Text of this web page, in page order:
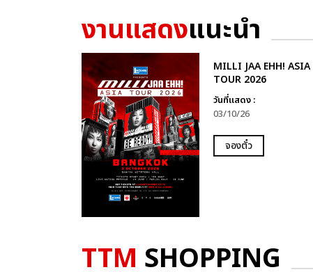
งานแสดงแนะนำ
MILLI JAA EHH! ASIA
TOUR 2026
วันที่แสดง :
03/10/26
จองตั๋ว
TTM SHOPPING